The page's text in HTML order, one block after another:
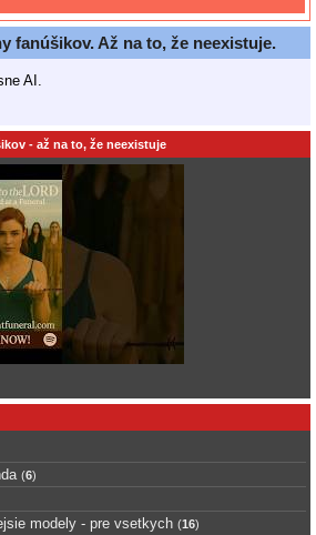
fanúšikov. Až na to, že neexistuje.
AI.
- až na to, že neexistuje
(6)
modely - pre vsetkych (16)